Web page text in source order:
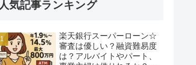
人気記事ランキング
楽天銀行スーパーローン☆
審査は優しい？融資難易度
は？アルバイトやパート、